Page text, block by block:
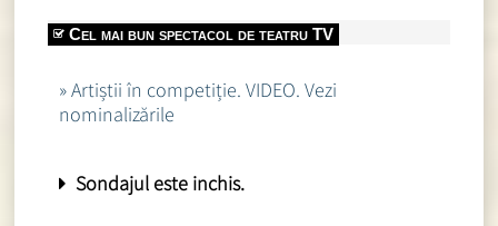
Cel mai bun spectacol de teatru TV
» Artiștii în competiție. VIDEO. Vezi
nominalizările
Sondajul este inchis.